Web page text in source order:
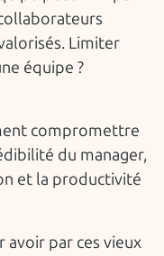
Limiter
équipe ?
compromettre
du manager,
et la productivité
avoir par ces vieux